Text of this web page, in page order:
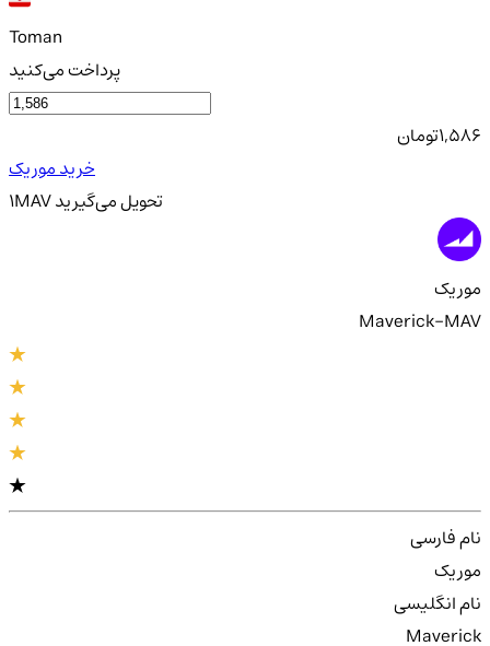
Toman
پرداخت می‌کنید
1,586تومان
خرید موریک
1MAV تحویلمی‌گیرید
موریک
Maverick-MAV
نام فارسی
موریک
نام انگلیسی
Maverick